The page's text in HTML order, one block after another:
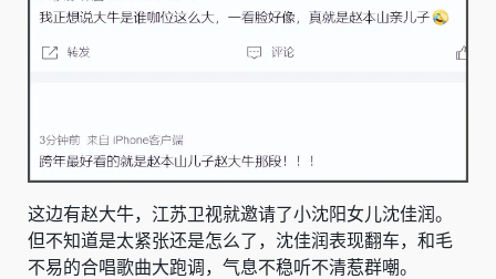
这边有赵大牛，江苏卫视就邀请了小沈阳女儿沈佳润。
但不知道是太紧张还是怎么了，沈佳润表现翻车，和毛
不易的合唱歌曲大跑调，气息不稳听不清惹群嘲。